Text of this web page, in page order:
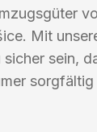
Mit
sein,